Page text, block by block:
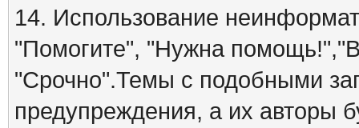
14. Использование
"Помогите", "Нужна
"Срочно".Темы с подобными
предупреждения, а их авторы